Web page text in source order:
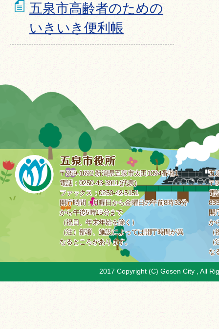
五泉市高齢者のための
いきいき便利帳
〒959-1692 新潟県五泉市太田1094番地1
電話：0250-43-3911(代表)
ファックス：0250-42-5151
開庁時間：月曜日から金曜日の午前8時30分
から午後5時15分まで
（祝日、年末年始を除く）
（注）部署、施設によっては開庁時間が異
なるところがあります。
五
〒
電
開
か
な
2017 Copyright (C) Gosen City , All